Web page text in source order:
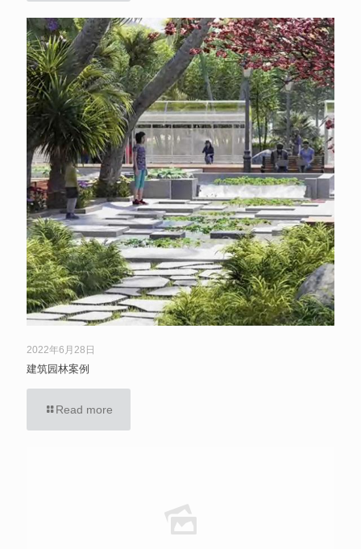
2022年6月28日
建筑园林案例
Read more